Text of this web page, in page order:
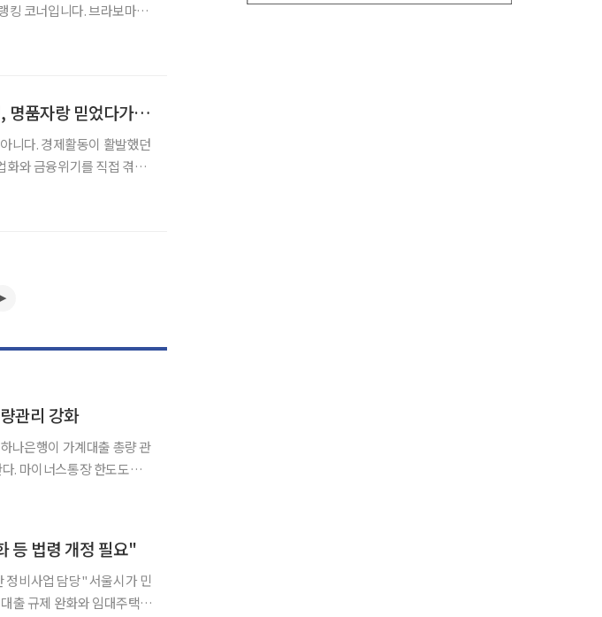
킹 코너입니다. 브라보마이
[시니어 투자사기 주의보⑦] “SNS로 다가온 이성, 명품자랑 믿었다가…아파트담보대출까지 날려”
니다. 경제활동이 활발했던
화와 금융위기를 직접 겪으
관리 강화
. 마이너스통장 한도도
등 법령 개정 필요"
담당" 서울시가 민
출 규제 완화와 임대주택